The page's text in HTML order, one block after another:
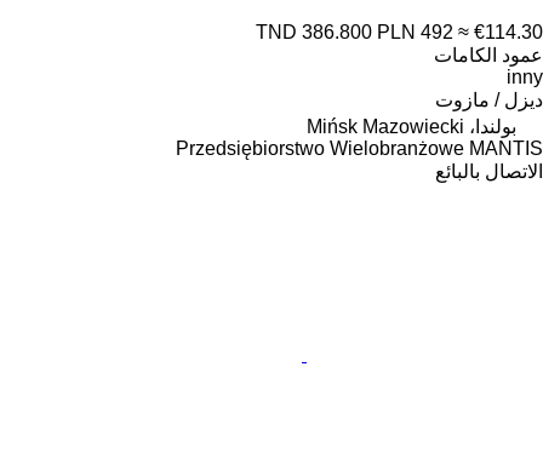
TND 386.800 PLN 492 ≈ €114.30
عمود الكامات
inny
ديزل / مازوت
بولندا، Mińsk Mazowiecki
Przedsiębiorstwo Wielobranżowe MANTIS
الاتصال بالبائع